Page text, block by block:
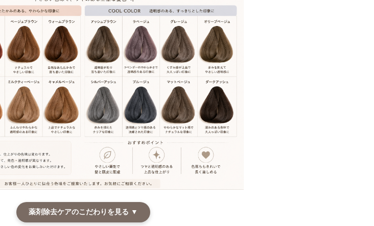
薬剤除去ケアのこだわりを見る ▼